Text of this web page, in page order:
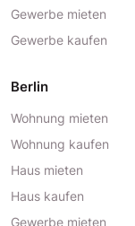
Gewerbe mieten
Gewerbe kaufen
Berlin
Wohnung mieten
Wohnung kaufen
Haus mieten
Haus kaufen
Gewerbe mieten